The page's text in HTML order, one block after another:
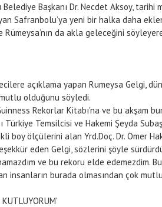
Başkanı Dr. Necdet Aksoy, tarihi
Safranbolu’ya yeni bir halka daha
da akla geleceğini
açıklama yapan Rumeysa Gelgi,
mutlu olduğunu söyledi.
Rekorlar Kitabı'na ve bu akşam
Temsilcisi ve Hakemi Şeyda
boy ölçülerini alan Yrd.Doç. Dr. Ömer
eden Gelgi, sözlerini şöyle
ve bu rekoru elde edemezdim.
insanların burada olmasından çok